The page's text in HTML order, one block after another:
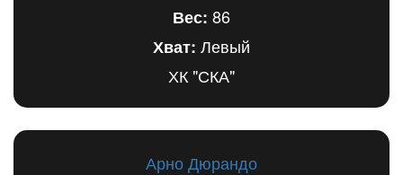
Вес: 86
Хват: Левый
ХК "СКА"
Арно Дюрандо